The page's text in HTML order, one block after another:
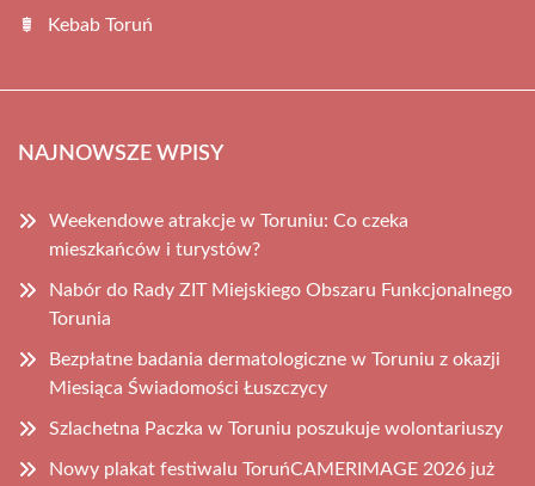
Kebab Toruń
NAJNOWSZE WPISY
Weekendowe atrakcje w Toruniu: Co czeka
mieszkańców i turystów?
Nabór do Rady ZIT Miejskiego Obszaru Funkcjonalnego
Torunia
Bezpłatne badania dermatologiczne w Toruniu z okazji
Miesiąca Świadomości Łuszczycy
Szlachetna Paczka w Toruniu poszukuje wolontariuszy
Nowy plakat festiwalu ToruńCAMERIMAGE 2026 już